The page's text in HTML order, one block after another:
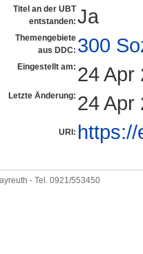
Titel an der UBT
entstanden: Ja
Themengebiete
aus DDC: 300
Eingestellt am: 24 Apr
Letzte Änderung: 24 Apr
URI:
- Tel. 0921/553450